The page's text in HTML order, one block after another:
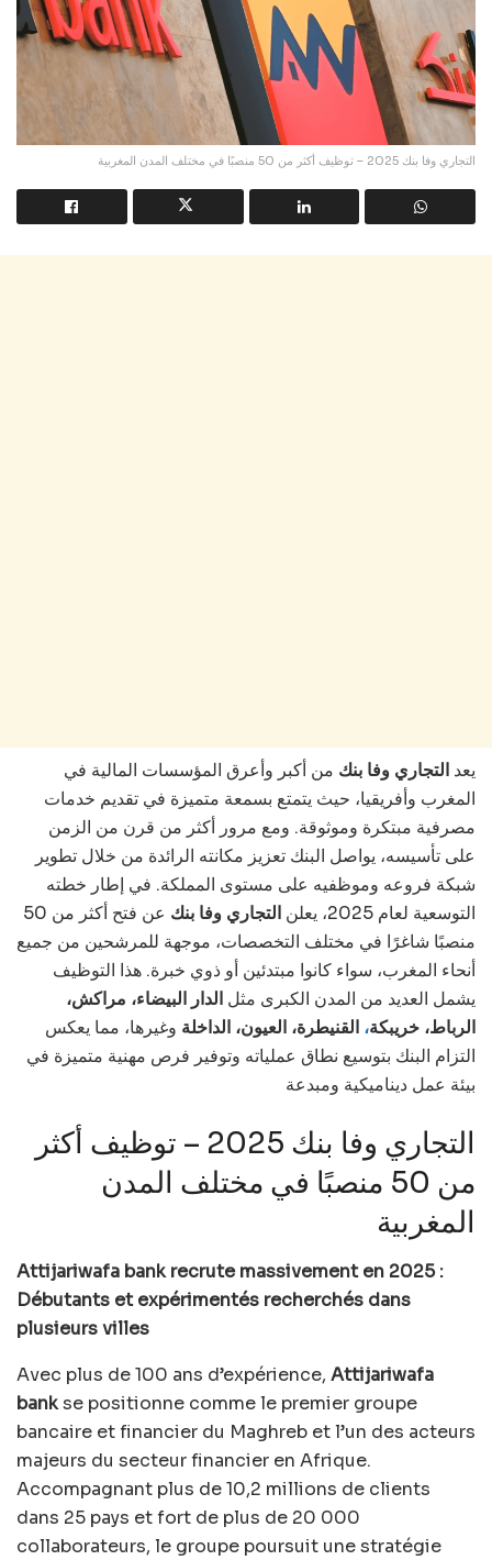
التجاري وفا بنك 2025 – توظيف أكثر من 50 منصبًا في مختلف المدن المغربية
يعد التجاري وفا بنك من أكبر وأعرق المؤسسات المالية في
المغرب وأفريقيا، حيث يتمتع بسمعة متميزة في تقديم خدمات
مصرفية مبتكرة وموثوقة. ومع مرور أكثر من قرن من الزمن
على تأسيسه، يواصل البنك تعزيز مكانته الرائدة من خلال تطوير
شبكة فروعه وموظفيه على مستوى المملكة. في إطار خطته
التوسعية لعام 2025، يعلن
التجاري وفا بنك
عن فتح أكثر من 50
منصبًا شاغرًا في مختلف التخصصات، موجهة للمرشحين من جميع
أنحاء المغرب، سواء كانوا مبتدئين أو ذوي خبرة. هذا التوظيف
يشمل العديد من المدن الكبرى مثل الدار البيضاء، مراكش،
الرباط، خريبكة، القنيطرة، العيون، الداخلة وغيرها، مما يعكس
التزام البنك بتوسيع نطاق عملياته وتوفير فرص مهنية متميزة في
بيئة عمل ديناميكية ومبدعة
التجاري وفا بنك 2025 – توظيف أكثر
من 50 منصبًا في مختلف المدن
المغربية
Attijariwafa bank recrute massivement en 2025 :
Débutants et expérimentés recherchés dans
plusieurs villes
Avec plus de 100 ans d’expérience, Attijariwafa
bankse positionne comme le premier groupe
bancaire et financier du Maghreb et l’un des acteurs
majeurs du secteur financier en Afrique.
Accompagnant plus de 10,2 millions de clients
dans 25 pays et fort de plus de 20 000
collaborateurs, le groupe poursuit une stratégie